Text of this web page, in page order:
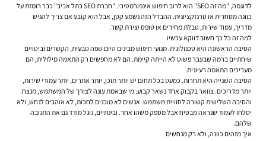
לדוגמה, "מה זה SEO" הוא לרוב חיפוש אינפורמטיבי. "חברת SEO בתל אביב" כבר רומזת על
כוונה מסחרית או טרנזקציונית. ההבדל הזה נשמע קטן, אבל הוא קובע אם צריך להגיש
מדריך, עמוד שירות, טבלת מחירים או טופס יצירת קשר.
למה זה כל כך חשוב דווקא עכשיו
הסיבה הראשונה היא טכנולוגית. מנועי חיפוש מבינים היום שפה טבעית, הקשרים וביטויים
שיחתיים ברמה שבעבר פשוט לא הייתה קיימת. הם לא מחפשים רק התאמה מילולית; הם
מעריכים התאמה רעיונית.
הסיבה השנייה היא תחרות. כמעט בכל תחום יש יותר תוכן, יותר אתרים, יותר עמודי שירות,
יותר מדריכים. צוואר בקבוק אחד נשאר קבוע: מי שבאמת עונה לצורך של המשתמש, מנצח.
והסיבה השלישית קשורה לחוויית משתמש. אנשים לא מוכנים לחכות, לא אוהבים לנחש, ולא
יסלחו לעמוד שנראה מבטיח אבל מספק משהו אחר. ובינתיים, גוגל מודד גם את התגובה
שלהם.
איך מזהים כוונה, ולא רק מנחשים